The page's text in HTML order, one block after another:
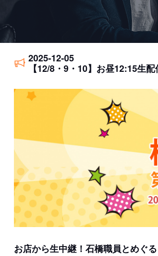
2025-12-05
【12/8・9・10】お昼12:15生
お店から生中継！石橋職員とめぐ